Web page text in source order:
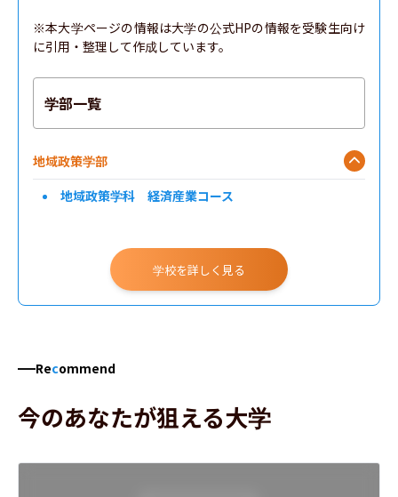
※本大学ページの情報は大学の公式HPの情報を受験生向け
に引用・整理して作成しています。
学部一覧
地域政策学部
地域政策学科 経済産業コース
学校を詳しく見る
Recommend
今のあなたが狙える大学